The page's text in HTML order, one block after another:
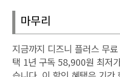
마무리
지금까지 디즈니 플러스 무료
택 1년 구독 58,900원 최저